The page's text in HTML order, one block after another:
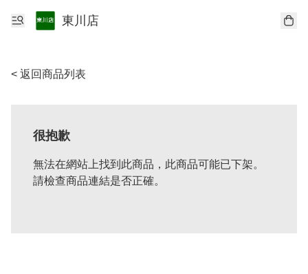
東川店
< 返回商品列表
很抱歉
無法在網站上找到此商品，此商品可能已下架。
請檢查商品連結是否正確。